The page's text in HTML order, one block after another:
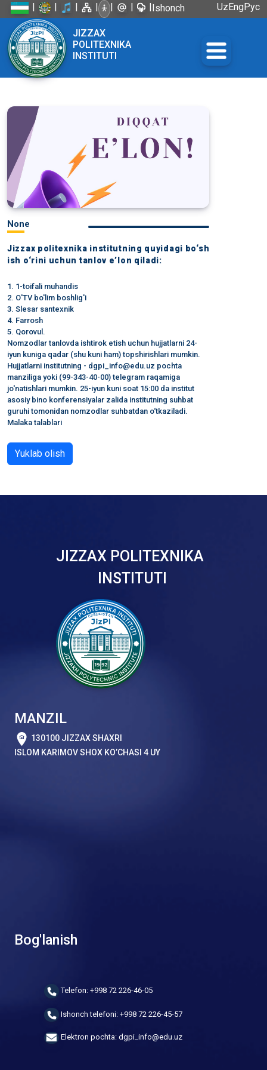
| | | | | | |Ishonch
UzEngРус
JIZZAX
POLITEXNIKA
INSTITUTI
None
Jizzax politexnika institutning quyidagi bo‘sh
ish o‘rini uchun tanlov e’lon qiladi:
1. 1-toifali muhandis
2. O'TV bo'lim boshlig'i
3. Slesar santexnik
4. Farrosh
5. Qorovul.
Nomzodlar tanlovda ishtirok etish uchun hujjatlarni 24-
iyun kuniga qadar (shu kuni ham) topshirishlari mumkin.
Hujjatlarni institutning - dgpi_info@edu.uz pochta
manziliga yoki (99-343-40-00) telegram raqamiga
jo'natishlari mumkin. 25-iyun kuni soat 15:00 da institut
asosiy bino konferensiyalar zalida institutning suhbat
guruhi tomonidan nomzodlar suhbatdan o‘tkaziladi.
Malaka talablari
Yuklab olish
JIZZAX POLITEXNIKA
INSTITUTI
MANZIL
130100 JIZZAX SHAXRI
ISLOM KARIMOV SHOX KO’CHASI 4 UY
Bog'lanish
Telefon: +998 72 226-46-05
Ishonch telefoni: +998 72 226-45-57
Elektron pochta: dgpi_info@edu.uz